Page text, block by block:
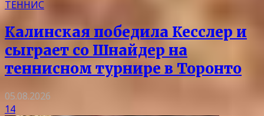
ТЕННИС
Калинская победила Кесслер и
сыграет со Шнайдер на
теннисном турнире в Торонто
05.08.2026
14